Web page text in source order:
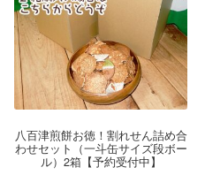
八百津煎餅お徳！割れせん詰め合
わせセット（一斗缶サイズ段ボー
ル）2箱【予約受付中】